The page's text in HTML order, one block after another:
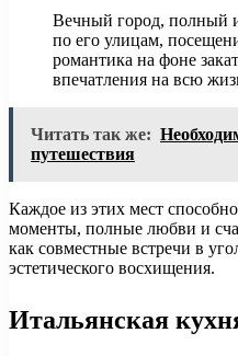
Вечный город, полный
по его улицам,
романтика на фоне
впечатления на всю
Читать так же:
путешествия
Каждое из этих мест
моменты, полные любви и
как совместные встречи в
эстетического восхищения.
Итальянская